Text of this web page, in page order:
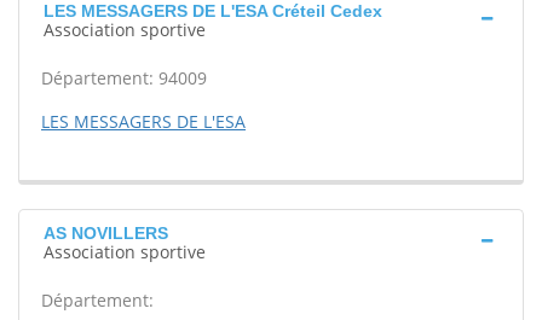
LES MESSAGERS DE L'ESA Créteil Cedex
Association sportive
Département: 94009
LES MESSAGERS DE L'ESA
AS NOVILLERS
Association sportive
Département: